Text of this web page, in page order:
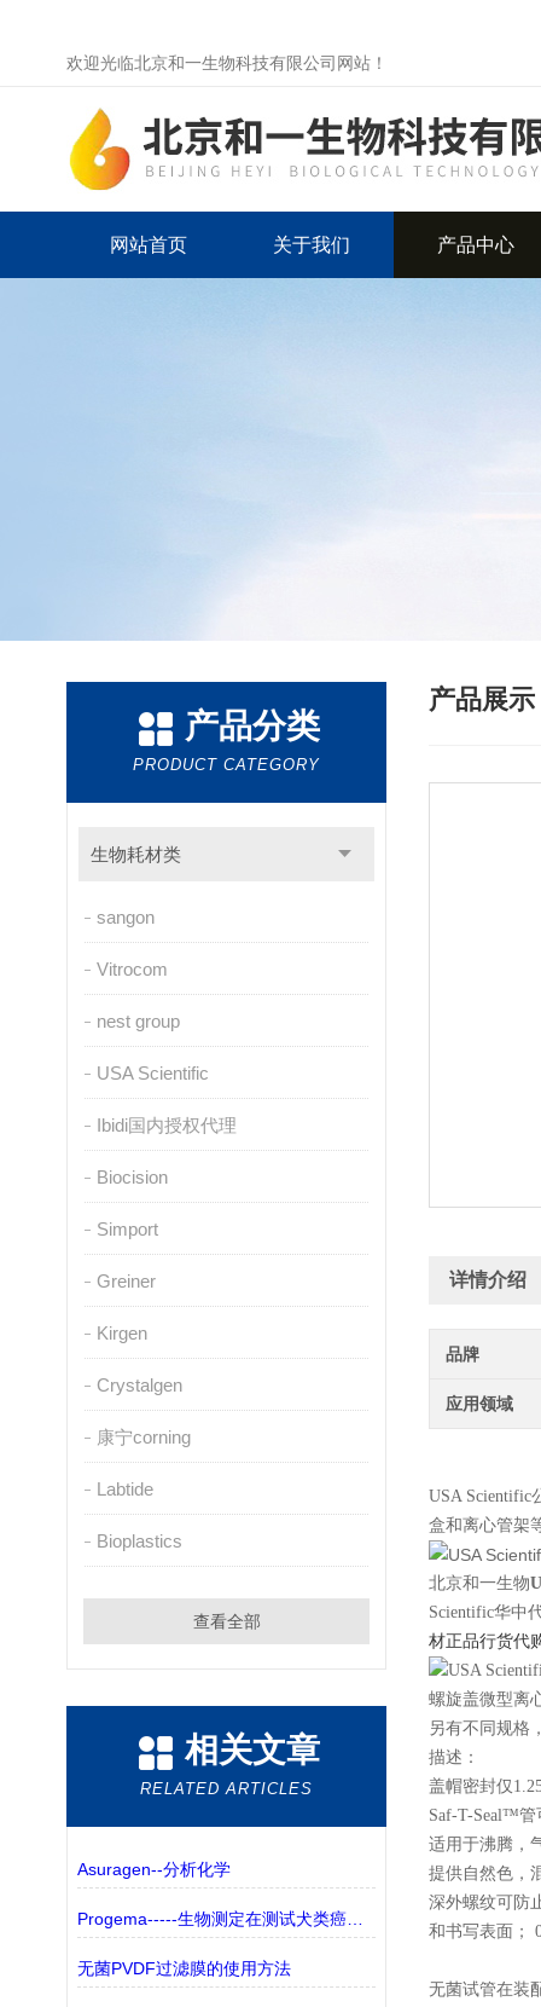
欢迎光临北京和一生物科技有限公司网站！
网站首页 关于我们 产品中心
产品分类
PRODUCT CATEGORY
生物耗材类
sangon
Vitrocom
nest group
USA Scientific
Ibidi国内授权代理
Biocision
Simport
Greiner
Kirgen
Crystalgen
康宁corning
Labtide
Bioplastics
查看全部
相关文章
RELATED ARTICLES
Asuragen--分析化学
Progema-----生物测定在测试犬类癌症新疗法中的作用
无菌PVDF过滤膜的使用方法
产品展示
详情介绍
品牌
应用领域
USA Scientific
盒和离心管架
北京和一生物
Scientific华中
材正品行货代
螺旋盖微型离
另有不同规格
描述：
盖帽密封仅
Saf-T-Seal™管
适用于沸腾，
提供自然色，
深外螺纹可防
和书写表面；
无菌试管在装